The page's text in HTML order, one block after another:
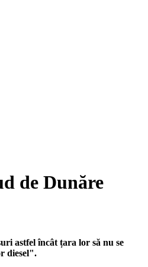
de Dunăre
astfel încât țara lor să nu se
diesel".